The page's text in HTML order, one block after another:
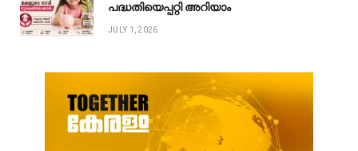
പദ്ധതിയെപ്പറ്റി അറിയാം
JULY 1, 2026